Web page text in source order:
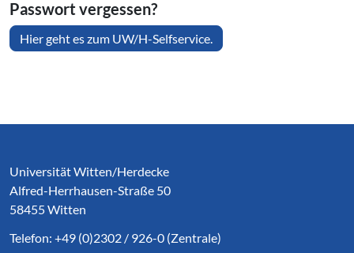
Passwort vergessen?
Hier geht es zum UW/H-Selfservice.
Universität Witten/Herdecke
Alfred-Herrhausen-Straße 50
58455 Witten
Telefon: +49 (0)2302 / 926-0 (Zentrale)